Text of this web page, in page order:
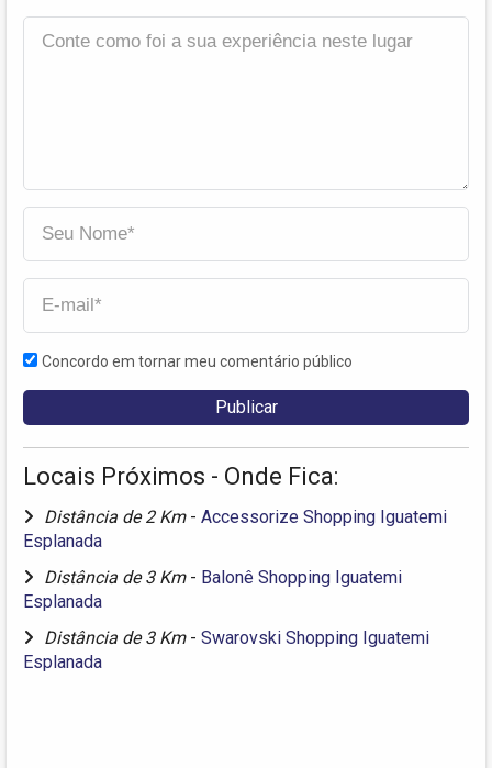
Concordo em tornar meu comentário público
Locais Próximos - Onde Fica:
Distância de 2 Km - Accessorize Shopping Iguatemi
Esplanada
Distância de 3 Km - Balonê Shopping Iguatemi
Esplanada
Distância de 3 Km - Swarovski Shopping Iguatemi
Esplanada